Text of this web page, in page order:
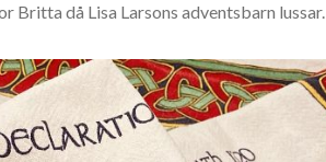
Britta då Lisa Larsons adventsbarn lussar.